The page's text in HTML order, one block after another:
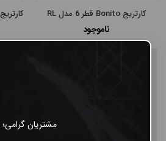
مشتریان گرامی؛
کارتریج Bonito قطر 6 مدل RL
ناموجود